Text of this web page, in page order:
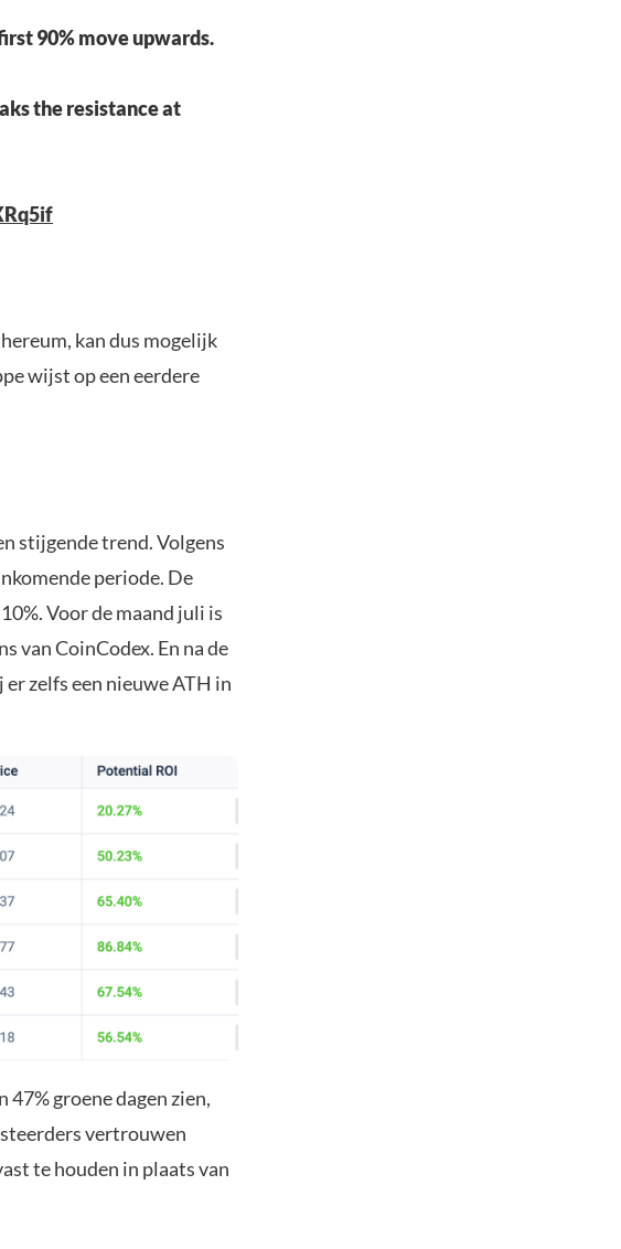
90% move upwards.
the resistance at
kan dus mogelijk
wijst op een eerdere
stijgende trend. Volgens
periode. De
Voor de maand juli is
van CoinCodex. En na de
zelfs een nieuwe ATH in
groene dagen zien,
vertrouwen
te houden in plaats van